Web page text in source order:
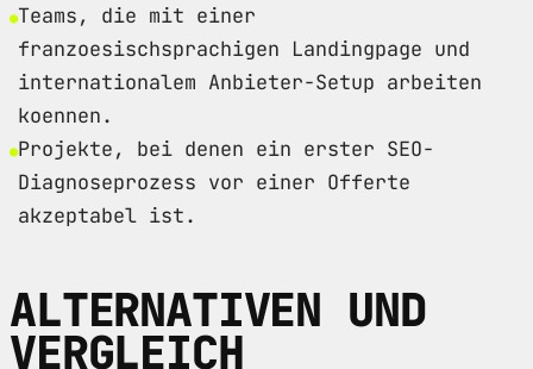
Teams, die mit einer
franzoesischsprachigen Landingpage und
internationalem Anbieter-Setup arbeiten
koennen.
Projekte, bei denen ein erster SEO-
Diagnoseprozess vor einer Offerte
akzeptabel ist.
ALTERNATIVEN UND
VERGLEICH